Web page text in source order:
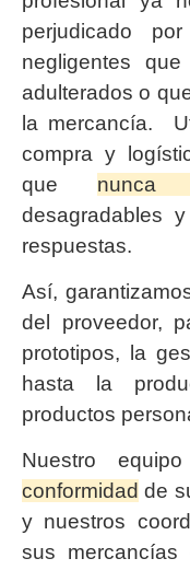
perjudicado por
negligentes
adulterados o
la mercancía.
compra y
que nunca
desagradables
respuestas.
Así,
del proveedor,
prototipos, la
hasta la
productos
Nuestro
conformidad de
y nuestros
sus